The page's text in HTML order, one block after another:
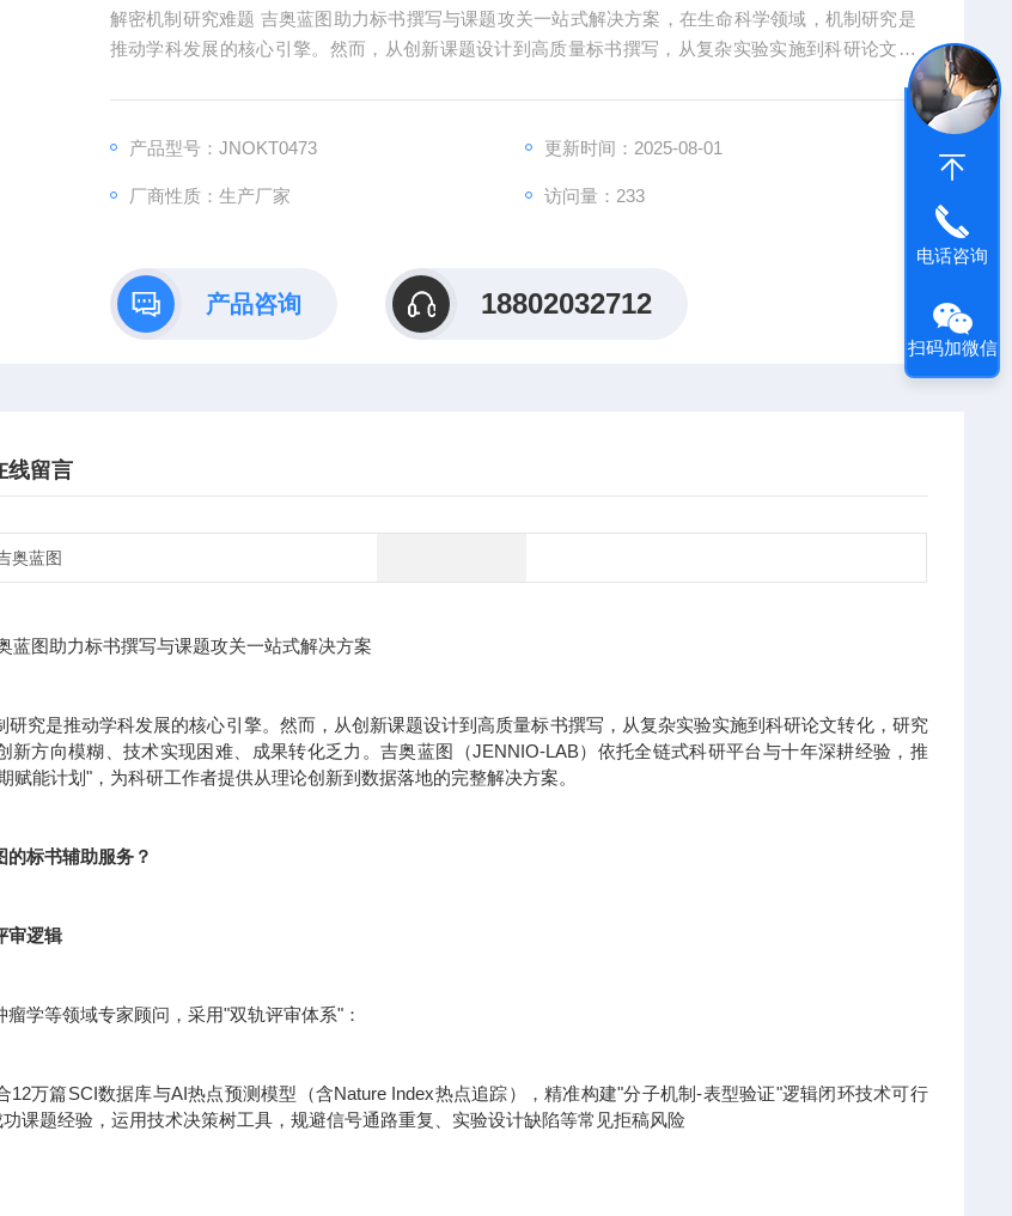
解密机制研究难题 吉奥蓝图助力标书撰写与课题攻关一站式解决方案，在生命科学领域，机制研究是
推动学科发展的核心引擎。然而，从创新课题设计到高质量标书撰写，从复杂实验实施到科研论文转
化，研究者常面临三大难题：创新方向模糊、技术实现困难、成果转化乏力。吉奥蓝图（JENNIO-LA
B）依托全链式科研平台与十年深耕经验，推出"机制研究课题全周期赋能计划"，为科研工作者提供从
理论创新到数据落地的完整解决方案。
产品型号：JNOKT0473 更新时间：2025-08-01
厂商性质：生产厂家 访问量：233
产品咨询 18802032712
线留言
奥蓝图
蓝图助力标书撰写与课题攻关一站式解决方案
研究是推动学科发展的核心引擎。然而，从创新课题设计到高质量标书撰写，从复杂实验实施到科研论文转化，研究
新方向模糊、技术实现困难、成果转化乏力。吉奥蓝图（JENNIO-LAB）依托全链式科研平台与十年深耕经验，推
赋能计划"，为科研工作者提供从理论创新到数据落地的完整解决方案。
的标书辅助服务？
审逻辑
学等领域专家顾问，采用"双轨评审体系"：
12万篇SCI数据库与AI热点预测模型（含Nature Index热点追踪），精准构建"分子机制-表型验证"逻辑闭环技术可行
课题经验，运用技术决策树工具，规避信号通路重复、实验设计缺陷等常见拒稿风险
电话咨询
扫码加微信